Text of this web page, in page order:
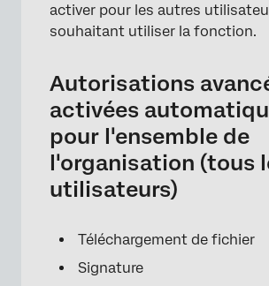
activer pour les autres
souhaitant utiliser la fonction.
Autorisations
activées
pour l'ensemble de
l'organisation (tous
utilisateurs)
Téléchargement de fichier
Signature